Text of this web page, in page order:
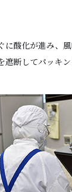
に酸化が進み、
遮断してパッキ